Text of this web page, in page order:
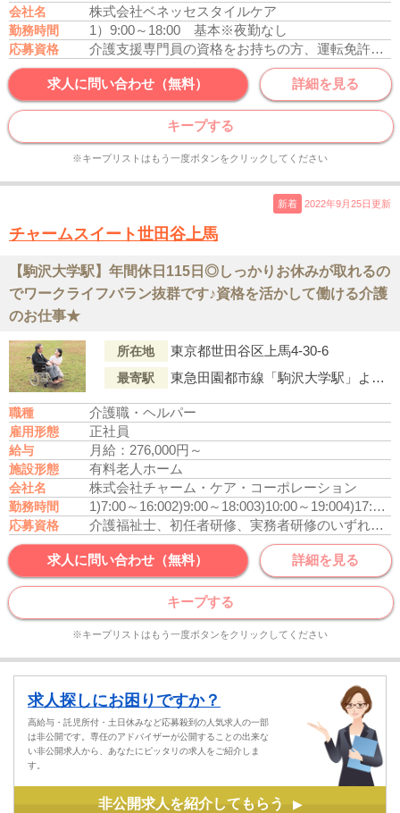
会社名 株式会社ベネッセスタイルケア
勤務時間 1）9:00～18:00 基本※夜勤なし
応募資格 介護支援専門員の資格をお持ちの方、運転免許あれば尚可
求人に問い合わせ（無料） 詳細を見る
キープする
※キープリストはもう一度ボタンをクリックしてください
新着 2022年9月25日更新
チャームスイート世田谷上馬
【駒沢大学駅】年間休日115日◎しっかりお休みが取れるの
でワークライフバラン抜群です♪資格を活かして働ける介護
のお仕事★
所在地 東京都世田谷区上馬4-30-6
最寄駅 東急田園都市線「駒沢大学駅」より徒歩約8分
職種 介護職・ヘルパー
雇用形態 正社員
給与 月給：276,000円～
施設形態 有料老人ホーム
会社名 株式会社チャーム・ケア・コーポレーション
勤務時間 1)7:00～16:002)9:00～18:003)10:00～19:004)17:00～10:00
応募資格 介護福祉士、初任者研修、実務者研修のいずれかの資格をお持ちの方
求人に問い合わせ（無料） 詳細を見る
キープする
※キープリストはもう一度ボタンをクリックしてください
求人探しにお困りですか？
高給与・託児所付・土日休みなど応募殺到の人気求人の一部
は非公開です。専任のアドバイザーが公開することの出来な
い非公開求人から、あなたにピッタリの求人をご紹介しま
す。
非公開求人を紹介してもらう ▶